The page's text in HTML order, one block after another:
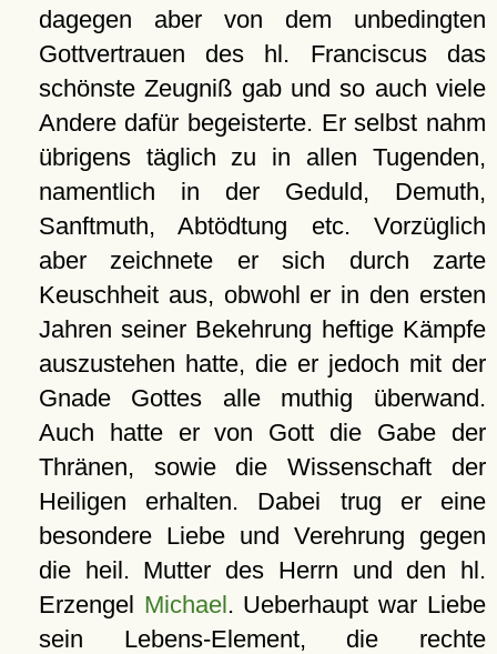
dagegen aber von dem unbedingten
Gottvertrauen des hl. Franciscus das
schönste Zeugniß gab und so auch viele
Andere dafür begeisterte. Er selbst nahm
übrigens täglich zu in allen Tugenden,
namentlich in der Geduld, Demuth,
Sanftmuth, Abtödtung etc. Vorzüglich
aber zeichnete er sich durch zarte
Keuschheit aus, obwohl er in den ersten
Jahren seiner Bekehrung heftige Kämpfe
auszustehen hatte, die er jedoch mit der
Gnade Gottes alle muthig überwand.
Auch hatte er von Gott die Gabe der
Thränen, sowie die Wissenschaft der
Heiligen erhalten. Dabei trug er eine
besondere Liebe und Verehrung gegen
die heil. Mutter des Herrn und den hl.
Erzengel Michael. Ueberhaupt war Liebe
sein Lebens-Element, die rechte